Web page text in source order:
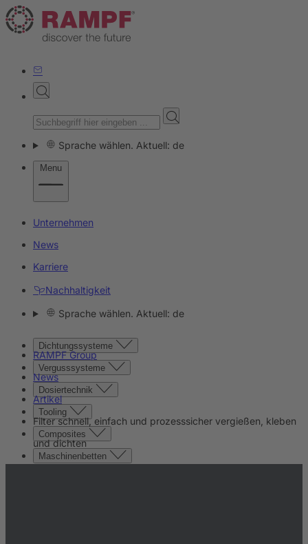
Sprache wählen. Aktuell: de
Menu
Unternehmen
News
Karriere
Nachhaltigkeit
Sprache wählen. Aktuell: de
Dichtungssysteme
Vergusssysteme
Dosiertechnik
Tooling
Composites
Maschinenbetten
RAMPF Group
News
Artikel
Filter schnell, einfach und prozesssicher vergießen, kleben
und dichten